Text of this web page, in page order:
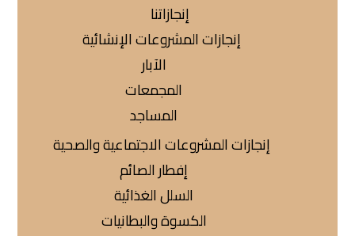
إنجازاتنا
إنجازات المشروعات الإنشائية
الآبار
المجمعات
المساجد
إنجازات المشروعات الاجتماعية والصحية
إفطار الصائم
السلل الغذائية
الكسوة والبطانيات